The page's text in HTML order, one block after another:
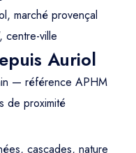
marché provençal
ville
Auriol
— référence APHM
de proximité
cascades, nature